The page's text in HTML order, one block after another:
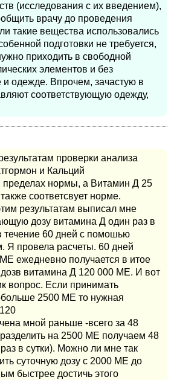
(исследования с их введением),
врачу до проведения
такие вещества использовались
подготовки не требуется,
приходить в свободной
элементов и без
и одежде. Впрочем, зачастую в
соответствующую одежду,
проверки анализа
и Кальций
пределах нормы, а Витамин Д 25
соответсвует норме.
результатам выписал мне
дозу витамина Д один раз в
течение 60 дней с помошью
Я провела расчеты. 60 дней
ежедневно получается в итое
витамина Д 120 000 МЕ. И вот
вопрос. Если принимать
2500 МЕ то нужная
мной раньше -всего за 48
на 2500 МЕ получаем 48
в сутки). Можно ли мне так
суточную дозу с 2000 МЕ до
быстрее достичь этого